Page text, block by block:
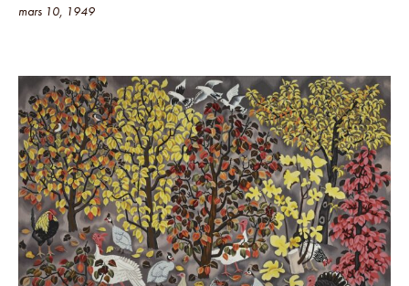
mars 10, 1949